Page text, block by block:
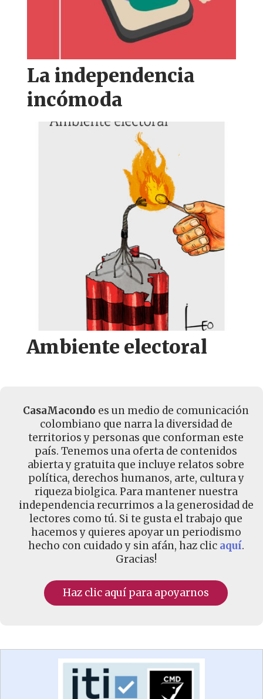
La independencia
incómoda
Ambiente electoral
CasaMacondo es un medio de comunicación
colombiano que narra la diversidad de
territorios y personas que conforman este
país. Tenemos una oferta de contenidos
abierta y gratuita que incluye relatos sobre
política, derechos humanos, arte, cultura y
riqueza biolgica. Para mantener nuestra
independencia recurrimos a la generosidad de
lectores como tú. Si te gusta el trabajo que
hacemos y quieres apoyar un periodismo
hecho con cuidado y sin afán, haz clic aquí.
Gracias!
Haz clic aquí para apoyarnos